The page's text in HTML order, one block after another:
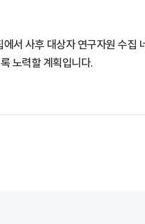
사후 대상자 연구자원 수집
노력할 계획입니다.